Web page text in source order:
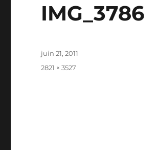
IMG_3786
Publié
juin 21, 2011
Taille
2821 × 3527